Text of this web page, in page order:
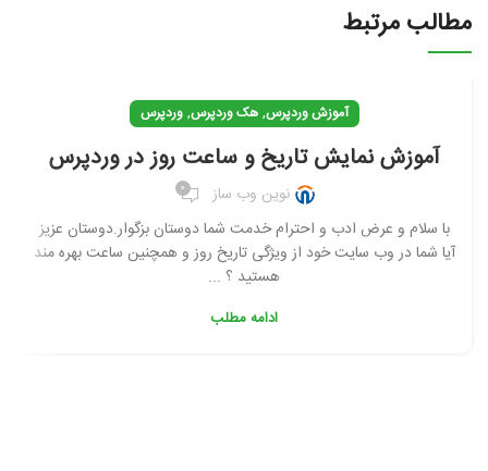
مطالب مرتبط
آموزش وردپرس,هک وردپرس,وردپرس
آموزش نمایش تاریخ و ساعت روز در وردپرس
نوین وب ساز 0
با سلام و عرض ادب و احترام خدمت شما دوستان بزگوار.دوستان عزیز
آیا شما در وب سایت خود از ویژگی تاریخ روز و همچنین ساعت بهره مند
هستید ؟ ...
ادامه مطلب